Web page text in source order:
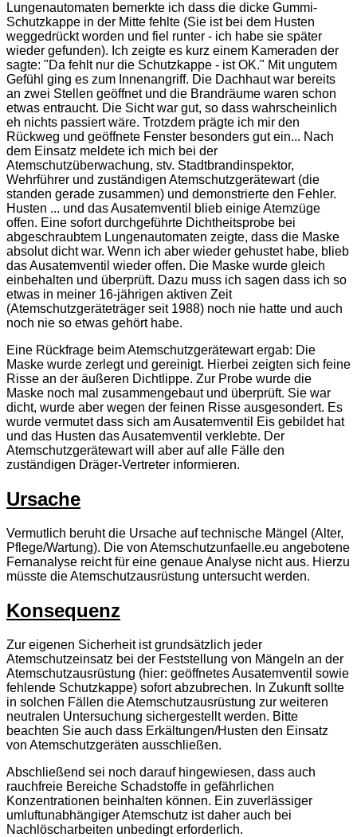
Lungenautomaten bemerkte ich dass die dicke Gummi-
Schutzkappe in der Mitte fehlte (Sie ist bei dem Husten
weggedrückt worden und fiel runter - ich habe sie später
wieder gefunden). Ich zeigte es kurz einem Kameraden der
sagte: "Da fehlt nur die Schutzkappe - ist OK." Mit ungutem
Gefühl ging es zum Innenangriff. Die Dachhaut war bereits
an zwei Stellen geöffnet und die Brandräume waren schon
etwas entraucht. Die Sicht war gut, so dass wahrscheinlich
eh nichts passiert wäre. Trotzdem prägte ich mir den
Rückweg und geöffnete Fenster besonders gut ein... Nach
dem Einsatz meldete ich mich bei der
Atemschutzüberwachung, stv. Stadtbrandinspektor,
Wehrführer und zuständigen Atemschutzgerätewart (die
standen gerade zusammen) und demonstrierte den Fehler.
Husten ... und das Ausatemventil blieb einige Atemzüge
offen. Eine sofort durchgeführte Dichtheitsprobe bei
abgeschraubtem Lungenautomaten zeigte, dass die Maske
absolut dicht war. Wenn ich aber wieder gehustet habe, blieb
das Ausatemventil wieder offen. Die Maske wurde gleich
einbehalten und überprüft. Dazu muss ich sagen dass ich so
etwas in meiner 16-jährigen aktiven Zeit
(Atemschutzgeräteträger seit 1988) noch nie hatte und auch
noch nie so etwas gehört habe.
Eine Rückfrage beim Atemschutzgerätewart ergab: Die
Maske wurde zerlegt und gereinigt. Hierbei zeigten sich feine
Risse an der äußeren Dichtlippe. Zur Probe wurde die
Maske noch mal zusammengebaut und überprüft. Sie war
dicht, wurde aber wegen der feinen Risse ausgesondert. Es
wurde vermutet dass sich am Ausatemventil Eis gebildet hat
und das Husten das Ausatemventil verklebte. Der
Atemschutzgerätewart will aber auf alle Fälle den
zuständigen Dräger-Vertreter informieren.
Ursache
Vermutlich beruht die Ursache auf technische Mängel (Alter,
Pflege/Wartung). Die von Atemschutzunfaelle.eu angebotene
Fernanalyse reicht für eine genaue Analyse nicht aus. Hierzu
müsste die Atemschutzausrüstung untersucht werden.
Konsequenz
Zur eigenen Sicherheit ist grundsätzlich jeder
Atemschutzeinsatz bei der Feststellung von Mängeln an der
Atemschutzausrüstung (hier: geöffnetes Ausatemventil sowie
fehlende Schutzkappe) sofort abzubrechen. In Zukunft sollte
in solchen Fällen die Atemschutzausrüstung zur weiteren
neutralen Untersuchung sichergestellt werden. Bitte
beachten Sie auch dass Erkältungen/Husten den Einsatz
von Atemschutzgeräten ausschließen.
Abschließend sei noch darauf hingewiesen, dass auch
rauchfreie Bereiche Schadstoffe in gefährlichen
Konzentrationen beinhalten können. Ein zuverlässiger
umluftunabhängiger Atemschutz ist daher auch bei
Nachlöscharbeiten unbedingt erforderlich.